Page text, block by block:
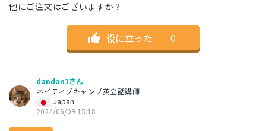
他にご注文はございますか？
役に立った ｜ 0
dandan1さん
ネイティブキャンプ英会話講師
Japan
2024/06/09 15:18